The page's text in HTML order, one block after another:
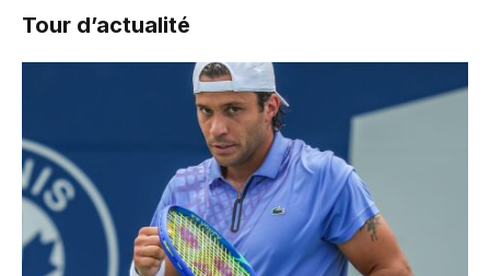
Tour d’actualité